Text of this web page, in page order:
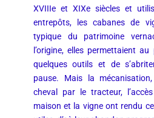
XVIIIe et XIXe siècles et
entrepôts, les cabanes de
typique du patrimoine
l’origine, elles permettaient
quelques outils et de
pause. Mais la
cheval par le tracteur,
maison et la vigne ont rendu